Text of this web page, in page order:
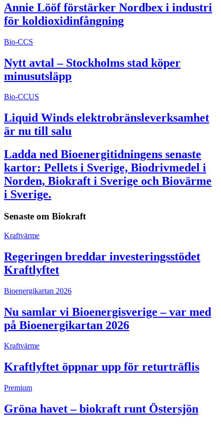
Annie Lööf förstärker Nordbex i industri
för koldioxidinfångning
Bio-CCS
Nytt avtal – Stockholms stad köper
minusutsläpp
Bio-CCUS
Liquid Winds elektrobränsleverksamhet
är nu till salu
Ladda ned Bioenergitidningens senaste
kartor: Pellets i Sverige, Biodrivmedel i
Norden, Biokraft i Sverige och Biovärme
i Sverige.
Senaste om Biokraft
Kraftvärme
Regeringen breddar investeringsstödet
Kraftlyftet
Bioenergikartan 2026
Nu samlar vi Bioenergisverige – var med
på Bioenergikartan 2026
Kraftvärme
Kraftlyftet öppnar upp för returträflis
Premium
Gröna havet – biokraft runt Östersjön